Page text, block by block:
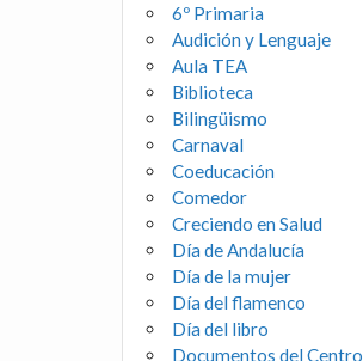
6º Primaria
Audición y Lenguaje
Aula TEA
Biblioteca
Bilingüismo
Carnaval
Coeducación
Comedor
Creciendo en Salud
Día de Andalucía
Día de la mujer
Día del flamenco
Día del libro
Documentos del Centro